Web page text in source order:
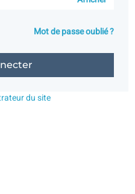
Mot de passe oublié ?
du site